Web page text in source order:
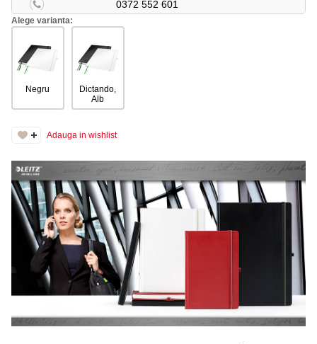
0372 552 601
Alege varianta:
Negru
Dictando,
Alb
Adauga in wishlist